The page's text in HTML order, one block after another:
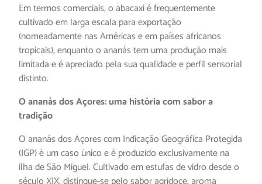
Em termos comerciais, o abacaxi é frequentemente
cultivado em larga escala para exportação
(nomeadamente nas Américas e em países africanos
tropicais), enquanto o ananás tem uma produção mais
limitada e é apreciado pela sua qualidade e perfil sensorial
distinto.
O ananás dos Açores: uma história com sabor a
tradição
O ananás dos Açores com Indicação Geográfica Protegida
(IGP) é um caso único e é produzido exclusivamente na
ilha de São Miguel. Cultivado em estufas de vidro desde o